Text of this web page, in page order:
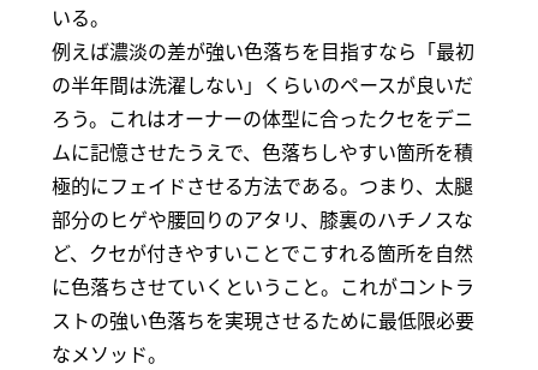
いる。
例えば濃淡の差が強い色落ちを目指すなら「最初
の半年間は洗濯しない」くらいのペースが良いだ
ろう。これはオーナーの体型に合ったクセをデニ
ムに記憶させたうえで、色落ちしやすい箇所を積
極的にフェイドさせる方法である。つまり、太腿
部分のヒゲや腰回りのアタリ、膝裏のハチノスな
ど、クセが付きやすいことでこすれる箇所を自然
に色落ちさせていくということ。これがコントラ
ストの強い色落ちを実現させるために最低限必要
なメソッド。